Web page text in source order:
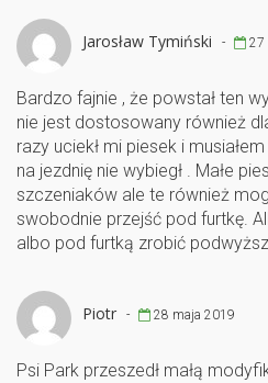
Jarosław Tymiński - 27
Bardzo fajnie , że powstał ten
nie jest dostosowany również
razy uciekł mi piesek i
na jezdnię nie wybiegł . Małe
szczeniaków ale te również
swobodnie przejść pod furtkę.
albo pod furtką zrobić
Piotr - 28 maja 2019
Psi Park przeszedł małą